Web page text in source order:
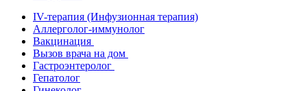
IV-терапия (Инфузионная терапия)
Аллерголог-иммунолог
Вакцинация
Вызов врача на дом
Гастроэнтеролог
Гепатолог